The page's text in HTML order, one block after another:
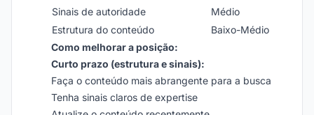
Sinais de autoridade
Médio
Estrutura do conteúdo
Baixo-Médio
Como melhorar a posição:
Curto prazo (estrutura e sinais):
Faça o conteúdo mais abrangente para a busca
Tenha sinais claros de expertise